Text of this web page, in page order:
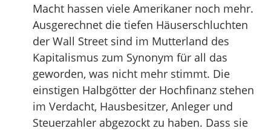
Macht hassen viele Amerikaner noch mehr.
Ausgerechnet die tiefen Häuserschluchten
der Wall Street sind im Mutterland des
Kapitalismus zum Synonym für all das
geworden, was nicht mehr stimmt. Die
einstigen Halbgötter der Hochfinanz stehen
im Verdacht, Hausbesitzer, Anleger und
Steuerzahler abgezockt zu haben. Dass sie